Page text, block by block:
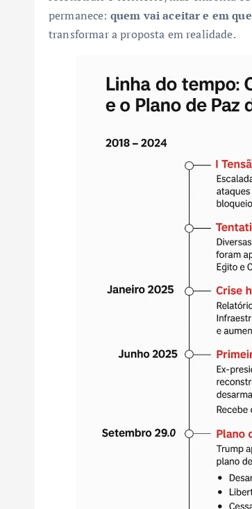
permanece: quem vai aceitar e em
transformar a proposta em realidade.